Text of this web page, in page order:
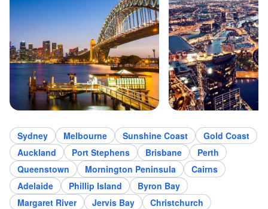
Sydney Melbourne Sunshine Coast
Gold Coast
Auckland
Port Stephens Brisbane
Perth
Queenstown
Mornington Peninsula
Cairns
Adelaide
Phillip Island
Byron Bay
Margaret River
Jervis Bay
Christchurch